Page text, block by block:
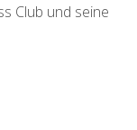
Club und seine